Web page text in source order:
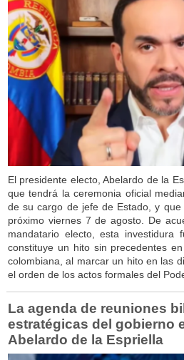
El presidente electo, Abelardo de la
que tendrá la ceremonia oficial
de su cargo de jefe de Estado, y
próximo viernes 7 de agosto. De
mandatario electo, esta
constituye un hito sin precedentes
colombiana, al marcar un hito en las
el orden de los actos formales del
La agenda de reuniones
estratégicas del gobierno
Abelardo de la Espriella